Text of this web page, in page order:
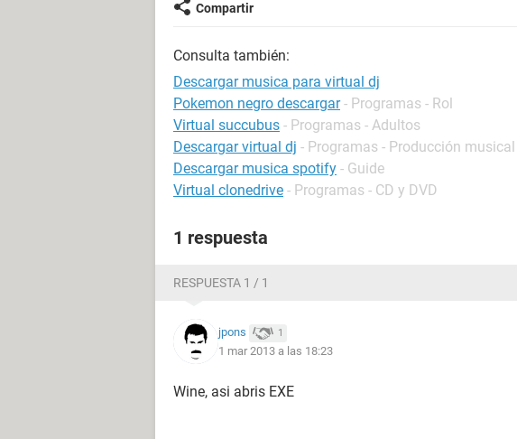
Compartir
Consulta también:
Descargar musica para virtual dj
Pokemon negro descargar - Programas - Rol
Virtual succubus - Programas - Adultos
Descargar virtual dj - Programas - Producción musical
Descargar musica spotify - Guide
Virtual clonedrive - Programas - CD y DVD
1 respuesta
RESPUESTA 1 / 1
jpons 1
1 mar 2013 a las 18:23
Wine, asi abris EXE